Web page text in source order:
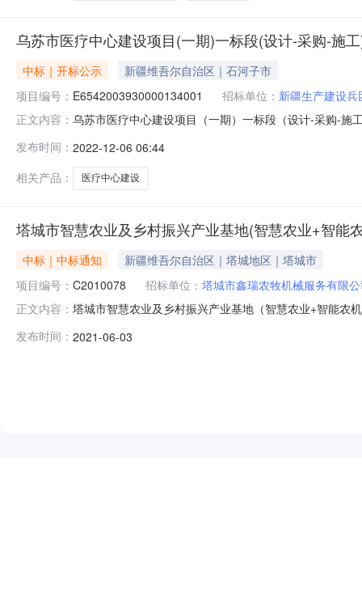
乌苏市医疗中心建设项目(一期)一标段(设计-采购-施
中标｜开标公示
新疆维吾尔自治区｜石河子市
项目编号： E6542003930000134001 招标单位： 新疆生产建设
正文内容： 乌苏市医疗中心建设项目（一期）一标段（设计-采购-
投标文件递交时间:未上传,投标人名称:新疆嘉盛恒鑫建
发布时间： 2022-12-06 06:44
相关产品：
医疗中心建设
塔城市智慧农业及乡村振兴产业基地(智慧农业+智能
中标｜中标通知
新疆维吾尔自治区｜塔城地区｜塔城市
项目编号： C2010078 招标单位： 塔城市鑫瑞农牧机械服务有限
正文内容： 塔城市智慧农业及乡村振兴产业基地（智慧农业+智能农
鑫瑞农牧机械服务有限公司中标工程范围总建筑面积：
发布时间： 2021-06-03